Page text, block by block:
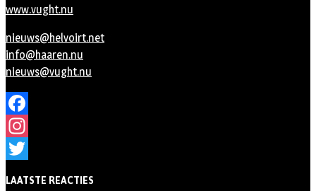
www.vught.nu
nieuws@helvoirt.net
info@haaren.nu
nieuws@vught.nu
Facebook
Instagram
LAATSTE REACTIES